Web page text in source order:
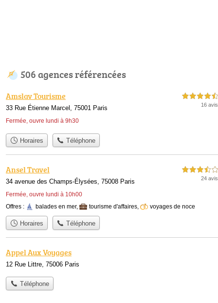
506 agences référencées
Amslav Tourisme
33 Rue Étienne Marcel, 75001 Paris
Fermée, ouvre lundi à 9h30
4,5 étoiles sur 5
16 avis
Horaires Téléphone
Ansel Travel
34 avenue des Champs-Élysées, 75008 Paris
Fermée, ouvre lundi à 10h00
3,5 étoiles sur 5
24 avis
Offres : balades en mer, tourisme d'affaires, voyages de noce
Horaires Téléphone
Appel Aux Voyages
12 Rue Littre, 75006 Paris
Téléphone